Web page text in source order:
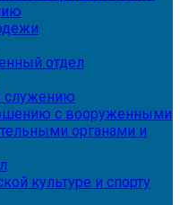
отдел
служению
с вооруженными
органами и
культуре и спорту